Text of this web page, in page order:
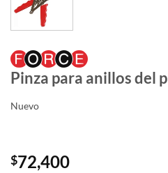
Pinza para anillos del
Nuevo
$72,400